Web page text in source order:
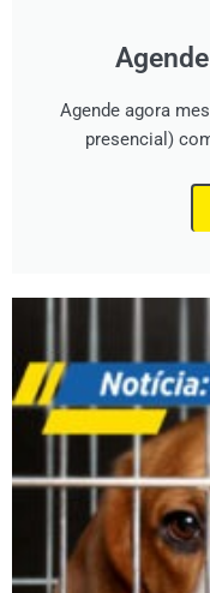
Agende agora
presencial)